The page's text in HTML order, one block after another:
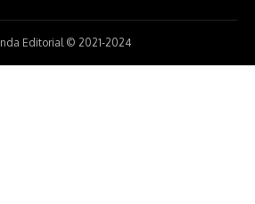
Editorial © 2021-2024